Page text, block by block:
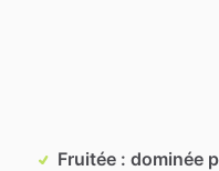
Fruitée : dominée